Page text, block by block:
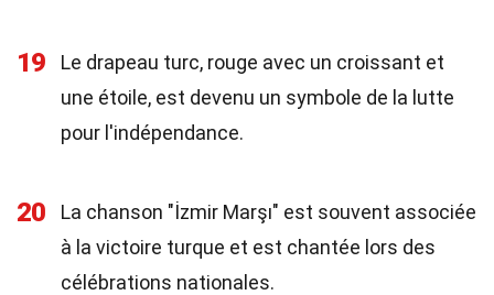
19
Le drapeau turc, rouge avec un croissant et
une étoile, est devenu un symbole de la lutte
pour l'indépendance.
20
La chanson "İzmir Marşı" est souvent associée
à la victoire turque et est chantée lors des
célébrations nationales.